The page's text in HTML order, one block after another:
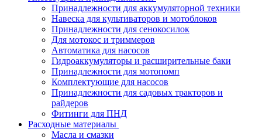
Принадлежности для аккумуляторной техники
Навеска для культиваторов и мотоблоков
Принадлежности для сенокосилок
Для мотокос и триммеров
Автоматика для насосов
Гидроаккумуляторы и расширительные баки
Принадлежности для мотопомп
Комплектующие для насосов
Принадлежности для садовых тракторов и
райдеров
Фитинги для ПНД
Расходные материалы
Масла и смазки